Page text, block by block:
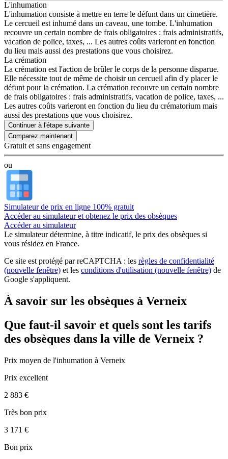
L'inhumation
L'inhumation consiste à mettre en terre le défunt dans un cimetière.
Le cercueil est inhumé dans un caveau, une tombe. L'inhumation
recouvre un certain nombre de frais obligatoires : frais administratifs,
vacation de police, taxes, ... Les autres coûts varieront en fonction
du lieu mais aussi des prestations que vous choisirez.
La crémation
La crémation est l'action de brûler le corps de la personne disparue.
Elle nécessite tout de même de choisir un cercueil afin d'y placer le
défunt pour la crémation. La crémation recouvre un certain nombre
de frais obligatoires : frais administratifs, vacation de police, taxes, ...
Les autres coûts varieront en fonction du lieu du crématorium mais
aussi des prestations que vous choisirez.
Continuer à l'étape suivante
Gratuit et sans engagement
ou
Simulateur de prix en ligne 100% gratuit
Accéder au simulateur et obtenez le prix des obsèques
Accéder au simulateur
Le simulateurdétermine, à titre indicatif, le prix des obsèques si
vous résidez en France.
Ce site est protégé par reCAPTCHA : les règles de confidentialité
(nouvelle fenêtre) et les conditions d'utilisation (nouvelle fenêtre) de
Google s'appliquent.
À savoir sur les obsèques à Verneix
Que faut-il savoir et quels sont les tarifs
des obsèques dans la ville de Verneix ?
Prix moyen de l'inhumation à Verneix
Prix excellent
2 883 €
Très bon prix
3 171 €
Bon prix